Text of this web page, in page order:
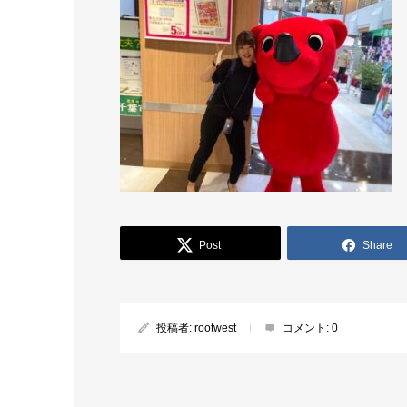
Post Share
投稿者: rootwest コメント: 0